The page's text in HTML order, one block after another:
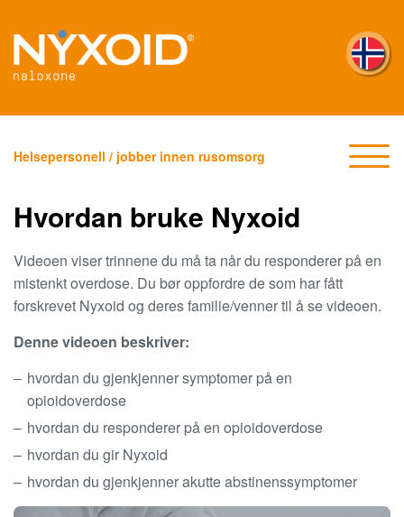
main
content
Helsepersonell / jobber innen rusomsorg
HVORDAN BRUKE NYXOID –
VIDEO
OPPLÆRINGS-MATERIELL
Hvordan bruke Nyxoid
Videoen viser trinnene du må ta når du responderer på en
mistenkt overdose. Du bør oppfordre de som har fått
forskrevet Nyxoid og deres familie/venner til å se videoen.
Denne videoen beskriver:
hvordan du gjenkjenner symptomer på en
opioidoverdose
hvordan du responderer på en opioidoverdose
hvordan du gir Nyxoid
hvordan du gjenkjenner akutte abstinenssymptomer